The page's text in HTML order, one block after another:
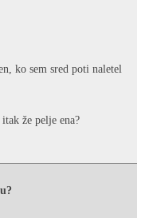
ko sem sred poti naletel
že pelje ena?